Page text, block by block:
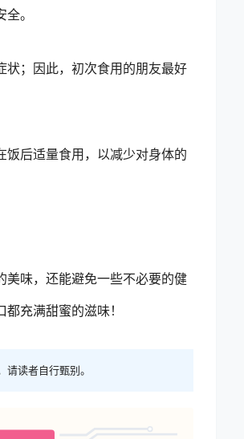
。
状；因此，初次食用的朋友最好
饭后适量食用，以减少对身体的
美味，还能避免一些不必要的健
充满甜蜜的滋味！
读者自行甄别。